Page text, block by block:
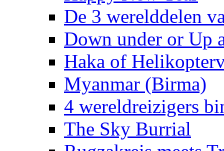
De 3 werelddelen
Down under or Up
Haka of
Myanmar (Birma)
4 wereldreizigers
The Sky Burrial